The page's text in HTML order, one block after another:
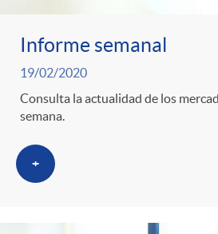
Informe semanal
19/02/2020
Consulta la actualidad de los
semana.
+